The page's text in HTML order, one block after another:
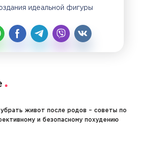
идеальной фигуры
убрать живот после родов – советы по
и безопасному похудению